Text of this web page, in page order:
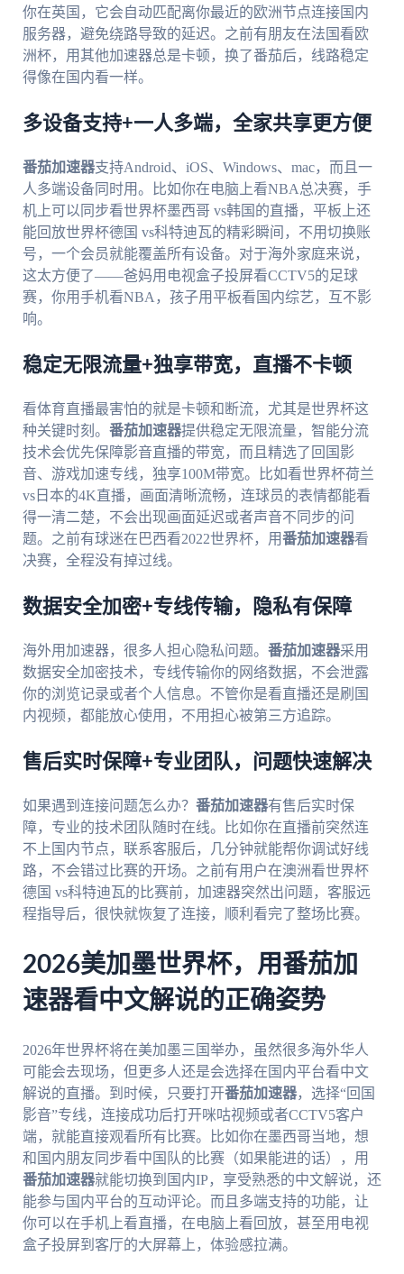
你在英国，它会自动匹配离你最近的欧洲节点连接国内
服务器，避免绕路导致的延迟。之前有朋友在法国看欧
洲杯，用其他加速器总是卡顿，换了番茄后，线路稳定
得像在国内看一样。
多设备支持+一人多端，全家共享更方便
番茄加速器支持Android、iOS、Windows、mac，而且一
人多端设备同时用。比如你在电脑上看NBA总决赛，手
机上可以同步看世界杯墨西哥 vs韩国的直播，平板上还
能回放世界杯德国 vs科特迪瓦的精彩瞬间，不用切换账
号，一个会员就能覆盖所有设备。对于海外家庭来说，
这太方便了——爸妈用电视盒子投屏看CCTV5的足球
赛，你用手机看NBA，孩子用平板看国内综艺，互不影
响。
稳定无限流量+独享带宽，直播不卡顿
看体育直播最害怕的就是卡顿和断流，尤其是世界杯这
种关键时刻。 番茄加速器提供稳定无限流量，智能分流
技术会优先保障影音直播的带宽，而且精选了回国影
音、游戏加速专线，独享100M带宽。比如看世界杯荷兰
vs日本的4K直播，画面清晰流畅，连球员的表情都能看
得一清二楚，不会出现画面延迟或者声音不同步的问
题。之前有球迷在巴西看2022世界杯，用番茄加速器看
决赛，全程没有掉过线。
数据安全加密+专线传输，隐私有保障
海外用加速器，很多人担心隐私问题。 番茄加速器采用
数据安全加密技术，专线传输你的网络数据，不会泄露
你的浏览记录或者个人信息。不管你是看直播还是刷国
内视频，都能放心使用，不用担心被第三方追踪。
售后实时保障+专业团队，问题快速解决
如果遇到连接问题怎么办？ 番茄加速器有售后实时保
障，专业的技术团队随时在线。比如你在直播前突然连
不上国内节点，联系客服后，几分钟就能帮你调试好线
路，不会错过比赛的开场。之前有用户在澳洲看世界杯
德国 vs科特迪瓦的比赛前，加速器突然出问题，客服远
程指导后，很快就恢复了连接，顺利看完了整场比赛。
2026美加墨世界杯，用番茄加
速器看中文解说的正确姿势
2026年世界杯将在美加墨三国举办，虽然很多海外华人
可能会去现场，但更多人还是会选择在国内平台看中文
解说的直播。到时候，只要打开番茄加速器，选择“回国
影音”专线，连接成功后打开咪咕视频或者CCTV5客户
端，就能直接观看所有比赛。比如你在墨西哥当地，想
和国内朋友同步看中国队的比赛（如果能进的话），用
番茄加速器就能切换到国内IP，享受熟悉的中文解说，还
能参与国内平台的互动评论。而且多端支持的功能，让
你可以在手机上看直播，在电脑上看回放，甚至用电视
盒子投屏到客厅的大屏幕上，体验感拉满。